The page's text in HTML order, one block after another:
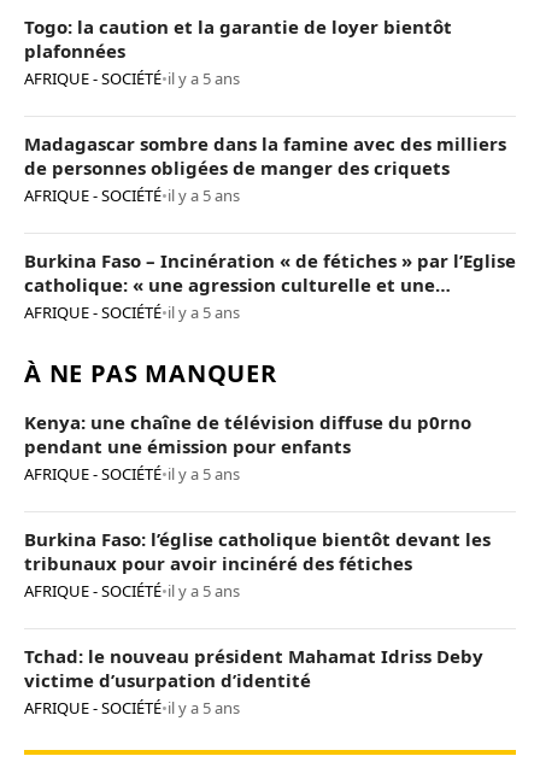
Togo: la caution et la garantie de loyer bientôt
plafonnées
AFRIQUE - SOCIÉTÉ•il y a 5 ans
Madagascar sombre dans la famine avec des milliers
de personnes obligées de manger des criquets
AFRIQUE - SOCIÉTÉ•il y a 5 ans
Burkina Faso – Incinération « de fétiches » par l’Eglise
catholique: « une agression culturelle et une
provocation de trop »
AFRIQUE - SOCIÉTÉ•il y a 5 ans
À NE PAS MANQUER
Kenya: une chaîne de télévision diffuse du p0rno
pendant une émission pour enfants
AFRIQUE - SOCIÉTÉ•il y a 5 ans
Burkina Faso: l’église catholique bientôt devant les
tribunaux pour avoir incinéré des fétiches
AFRIQUE - SOCIÉTÉ•il y a 5 ans
Tchad: le nouveau président Mahamat Idriss Deby
victime d’usurpation d’identité
AFRIQUE - SOCIÉTÉ•il y a 5 ans